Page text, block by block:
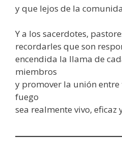
y que lejos de la
Y a los sacerdotes,
recordarles que son
encendida la llama de
miembros
y promover la unión
fuego
sea realmente vivo, eficaz